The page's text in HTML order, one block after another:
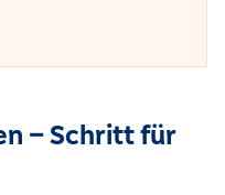
– Schritt für